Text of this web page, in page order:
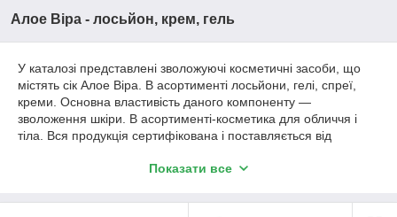
Алое Віра - лосьйон, крем, гель
У каталозі представлені зволожуючі косметичні засоби, що
містять сік Алое Віра. В асортименті лосьйони, гелі, спреї,
креми. Основна властивість даного компоненту —
зволоження шкіри. В асортименті-косметика для обличчя і
тіла. Вся продукція сертифікована і поставляється від
Властивості соку Алое Віра для шкіри
Показати все